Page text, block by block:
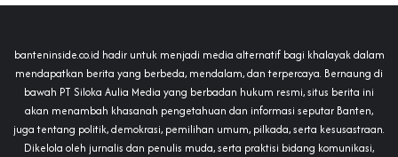
banteninside.co.id hadir untuk menjadi media alternatif bagi khalayak dalam
mendapatkan berita yang berbeda, mendalam, dan terpercaya. Bernaung di
bawah PT Siloka Aulia Media yang berbadan hukum resmi, situs berita ini
akan menambah khasanah pengetahuan dan informasi seputar Banten,
juga tentang politik, demokrasi, pemilihan umum, pilkada, serta kesusastraan.
Dikelola oleh jurnalis dan penulis muda, serta praktisi bidang komunikasi,